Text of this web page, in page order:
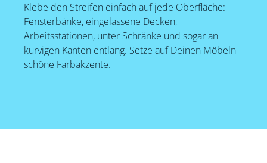
Klebe den Streifen einfach auf jede Oberfläche:
Fensterbänke, eingelassene Decken,
Arbeitsstationen, unter Schränke und sogar an
kurvigen Kanten entlang. Setze auf Deinen Möbeln
schöne Farbakzente.